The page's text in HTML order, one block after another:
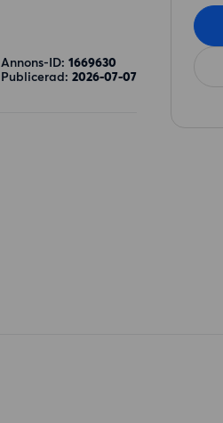
Annons-ID: 1669630
Publicerad: 2026-07-07